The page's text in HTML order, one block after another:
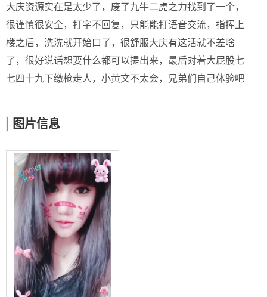
大庆资源实在是太少了，废了九牛二虎之力找到了一个，
很谨慎很安全，打字不回复，只能能打语音交流，指挥上
楼之后，洗洗就开始口了，很舒服大庆有这活就不差啥
了，很好说话想要什么都可以提出来，最后对着大屁股七
七四十九下缴枪走人，小黄文不太会，兄弟们自己体验吧
图片信息